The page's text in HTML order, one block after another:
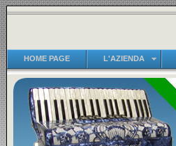
HOME PAGE L'AZIENDA